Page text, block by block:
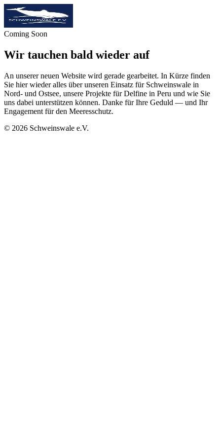
Coming Soon
Wir tauchen bald wieder auf
An unserer neuen Website wird gerade gearbeitet. In Kürze finden
Sie hier wieder alles über unseren Einsatz für Schweinswale in
Nord- und Ostsee, unsere Projekte für Delfine in Peru und wie Sie
uns dabei unterstützen können. Danke für Ihre Geduld — und Ihr
Engagement für den Meeresschutz.
© 2026 Schweinswale e.V.